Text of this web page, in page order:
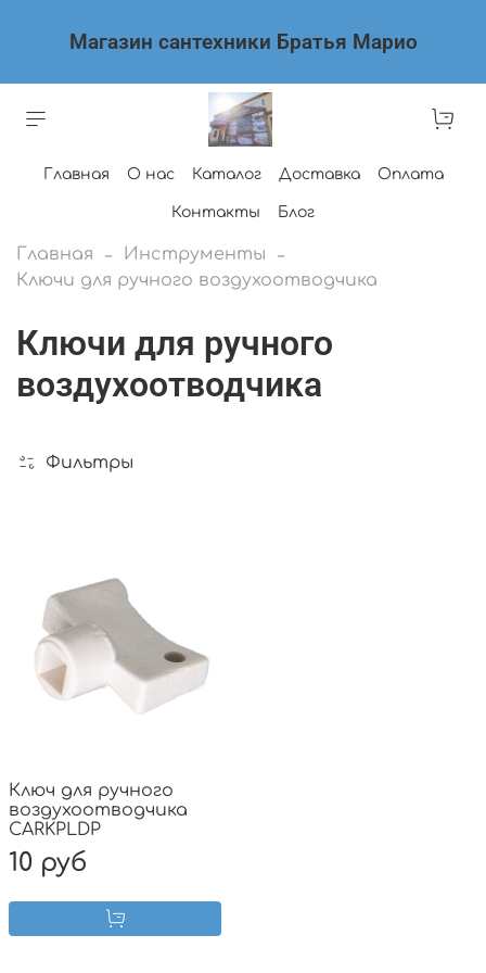
Магазин сантехники Братья Марио
Главная О нас Каталог Доставка Оплата
Контакты Блог
Главная
Инструменты
Ключи для ручного воздухоотводчика
Ключи для ручного
воздухоотводчика
Фильтры
Ключ для ручного
воздухоотводчика
CARKPLDP
10 руб